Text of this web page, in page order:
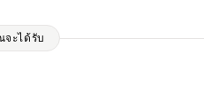
ะได้รับ